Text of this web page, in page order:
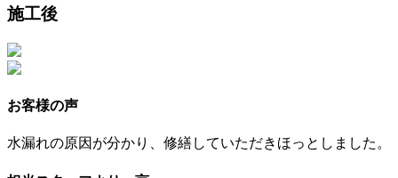
施工後
お客様の声
水漏れの原因が分かり、修繕していただきほっとしました。